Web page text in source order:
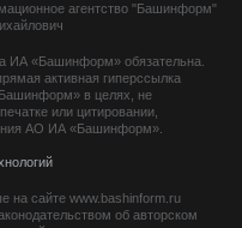
агентство "Башинформ"
ИА «Башинформ» обязательна.
активная гиперссылка
в целях, не
или цитировании,
АО ИА «Башинформ».
на сайте www.bashinform.ru
об авторском